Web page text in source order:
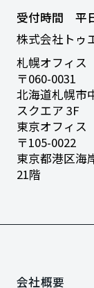
会社概要
受付時間 平
株式会社トゥ
札幌オフィス
〒060-0031
北海道札幌市
スクエア 3F
東京オフィス
〒105-0022
東京都港区海
21階